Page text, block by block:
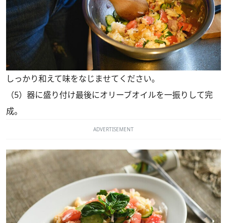
しっかり和えて味をなじませてください。
（5）器に盛り付け最後にオリーブオイルを一振りして完
成。
ADVERTISEMENT